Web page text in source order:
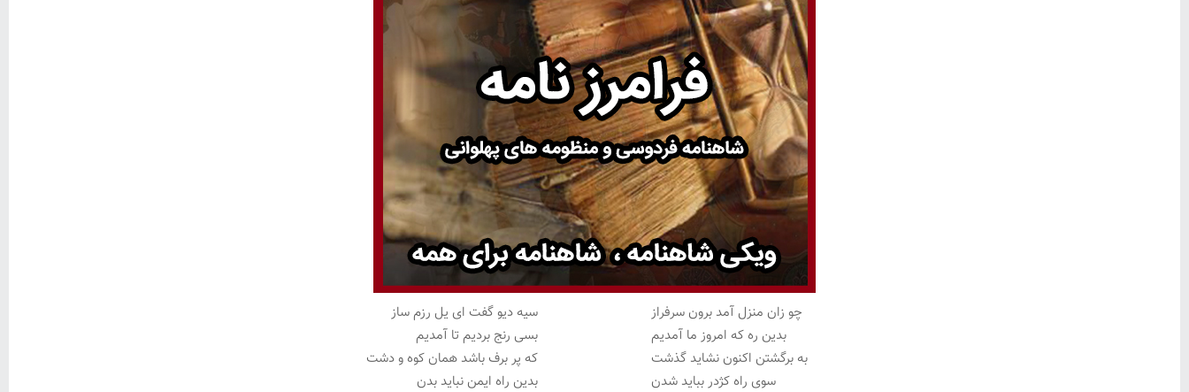
چو زان منزل آمد برون سرفراز
سیه دیو گفت ای یل رزم ساز
بدین ره که امروز ما آمدیم
بسی رنج بردیم تا آمدیم
به برگشتن اکنون نشاید گذشت
که پر برف باشد همان کوه و دشت
سوی راه کژدر بباید شدن
بدین راه ایمن نباید بدن